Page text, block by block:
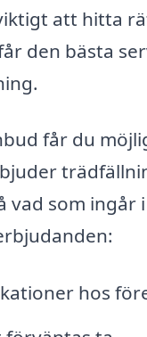
att hitta
den bästa
får du
vad som
hos